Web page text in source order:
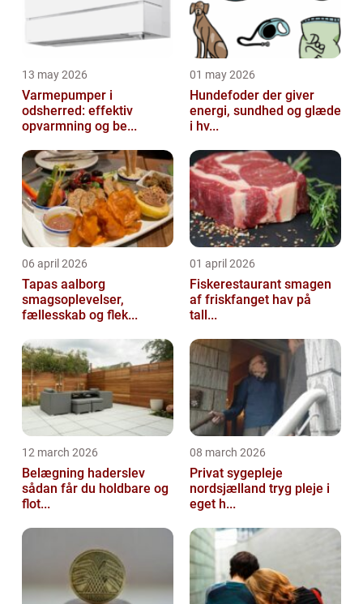
13 may 2026
Varmepumper i
odsherred: effektiv
opvarmning og be...
01 may 2026
Hundefoder der giver
energi, sundhed og glæde
i hv...
06 april 2026
Tapas aalborg
smagsoplevelser,
fællesskab og flek...
01 april 2026
Fiskerestaurant smagen
af friskfanget hav på
tall...
12 march 2026
Belægning haderslev
sådan får du holdbare og
flot...
08 march 2026
Privat sygepleje
nordsjælland tryg pleje i
eget h...